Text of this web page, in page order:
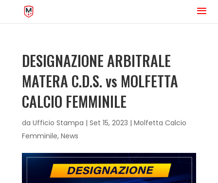
DESIGNAZIONE ARBITRALE
MATERA C.D.S. vs MOLFETTA
CALCIO FEMMINILE
da Ufficio Stampa | Set 15, 2023 | Molfetta Calcio
Femminile, News